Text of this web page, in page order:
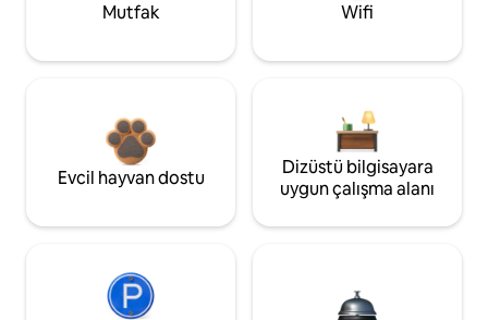
Mutfak Wifi
Evcil hayvan dostu
Dizüstü bilgisayara
uygun çalışma alanı